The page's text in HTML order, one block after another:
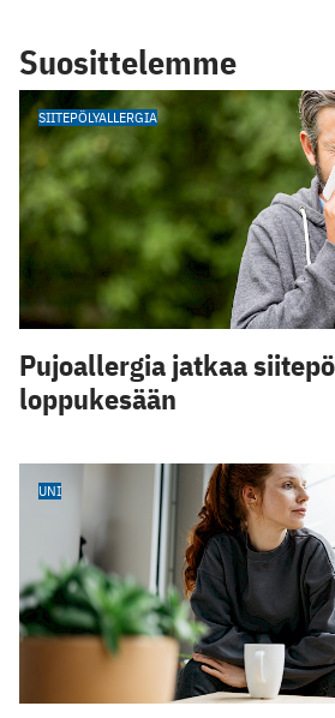
Suosittelemme
SIITEPÖLYALLERGIA
Pujoallergia jatkaa
loppukesään
UNI